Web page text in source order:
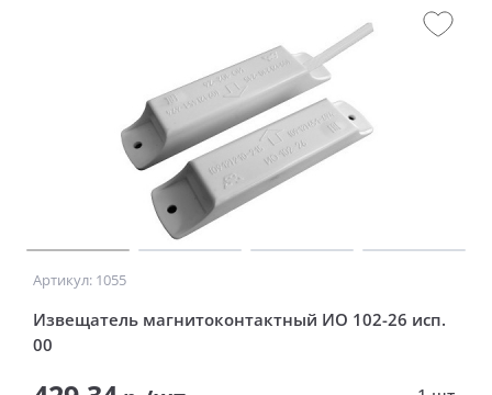
Артикул: 1055
Извещатель магнитоконтактный ИО 102-26 исп.
00